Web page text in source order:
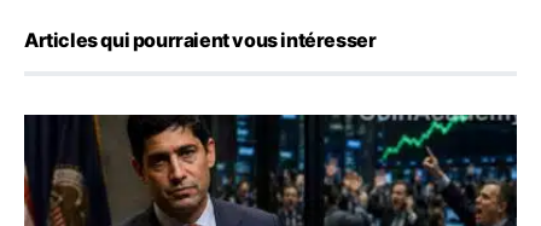
Articles qui pourraient vous intéresser
Emploi américain : 23 000 postes détruits en juillet, les